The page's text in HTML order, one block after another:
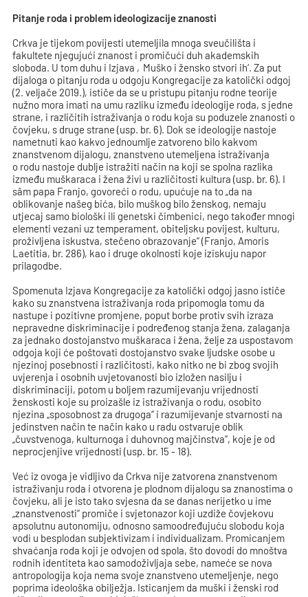
Pitanje roda i problem ideologizacije znanosti
Crkva je tijekom povijesti utemeljila mnoga sveučilišta i
fakultete njegujući znanost i promičući duh akademskih
sloboda. U tom duhu i Izjava ‚Muško i žensko stvori ih‘. Za put
dijaloga o pitanju roda u odgoju Kongregacije za katolički odgoj
(2. veljače 2019.), ističe da se u pristupu pitanju rodne teorije
nužno mora imati na umu razliku između ideologije roda, s jedne
strane, i različitih istraživanja o rodu koja su poduzele znanosti o
čovjeku, s druge strane (usp. br. 6). Dok se ideologije nastoje
nametnuti kao kakvo jednoumlje zatvoreno bilo kakvom
znanstvenom dijalogu, znanstveno utemeljena istraživanja
o rodu nastoje dublje istražiti način na koji se spolna razlika
između muškaraca i žena živi u različitosti kultura (usp. br. 6). I
sâm papa Franjo, govoreći o rodu, upućuje na to „da na
oblikovanje našeg bića, bilo muškog bilo ženskog, nemaju
utjecaj samo biološki ili genetski čimbenici, nego također mnogi
elementi vezani uz temperament, obiteljsku povijest, kulturu,
proživljena iskustva, stečeno obrazovanje“ (Franjo, Amoris
Laetitia, br. 286), kao i druge okolnosti koje iziskuju napor
prilagodbe.
Spomenuta Izjava Kongregacije za katolički odgoj jasno ističe
kako su znanstvena istraživanja roda pripomogla tomu da
nastupe i pozitivne promjene, poput borbe protiv svih izraza
nepravedne diskriminacije i podređenog stanja žena, zalaganja
za jednako dostojanstvo muškaraca i žena, želje za uspostavom
odgoja koji će poštovati dostojanstvo svake ljudske osobe u
njezinoj posebnosti i različitosti, kako nitko ne bi zbog svojih
uvjerenja i osobnih uvjetovanosti bio izložen nasilju i
diskriminaciji, potom u boljem razumijevanju vrijednosti
ženskosti koje su proizašle iz istraživanja o rodu, osobito
njezina „sposobnost za drugoga“ i razumijevanje stvarnosti na
jedinstven način te način kako u radu ostvaruje oblik
„čuvstvenoga, kulturnoga i duhovnog majčinstva“, koje je od
neprocjenjive vrijednosti (usp. br. 15 - 18).
Već iz ovoga je vidljivo da Crkva nije zatvorena znanstvenom
istraživanju roda i otvorena je plodnom dijalogu sa znanostima o
čovjeku, ali je isto tako svjesna da se danas nerijetko u ime
„znanstvenosti“ promiče i svjetonazor koji uzdiže čovjekovu
apsolutnu autonomiju, odnosno samoodređujuću slobodu koja
vodi u besplodan subjektivizam i individualizam. Promicanjem
shvaćanja roda koji je odvojen od spola, što dovodi do mnoštva
rodnih identiteta kao samodoživljaja sebe, nameće se nova
antropologija koja nema svoje znanstveno utemeljenje, nego
poprima ideološka obilježja. Isticanjem da muški i ženski rod